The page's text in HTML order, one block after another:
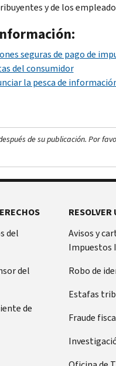
y de los
seguras de pago de
del consumidor
la pesca de
de su publicación. Por
del
del
de
Avisos y
Impuestos
Robo de
Estafas
Fraude